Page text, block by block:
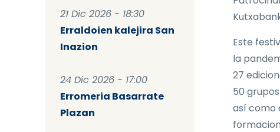
21 Dic 2026 - 18:30
Erraldoien kalejira San
Inazion
24 Dic 2026 - 17:00
Erromeria Basarrate
Plazan
Este
la
27
50
así como